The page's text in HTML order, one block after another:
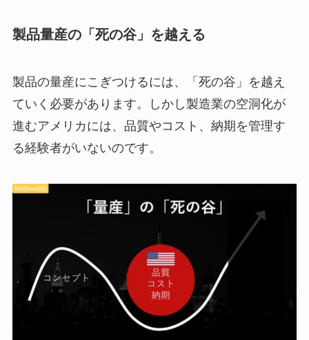
製品量産の「死の谷」を越える
製品の量産にこぎつけるには、「死の谷」を越え
ていく必要があります。しかし製造業の空洞化が
進むアメリカには、品質やコスト、納期を管理す
る経験者がいないのです。